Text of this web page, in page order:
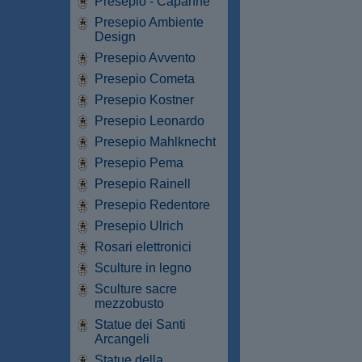
Presepio Ambiente
Design
Presepio Avvento
Presepio Cometa
Presepio Kostner
Presepio Leonardo
Presepio Mahlknecht
Presepio Pema
Presepio Rainell
Presepio Redentore
Presepio Ulrich
Rosari elettronici
Sculture in legno
Sculture sacre
mezzobusto
Statue dei Santi
Arcangeli